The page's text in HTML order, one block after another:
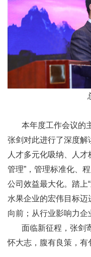
本年度工作会议的
张剑对此进行了深度解
人才多元化吸纳、人
管理”，管理标准化、
公司效益最大化。踏上
水果企业的宏伟目标迈
向前；从行业影响力企
面临新征程，张剑
怀大志，腹有良策，有